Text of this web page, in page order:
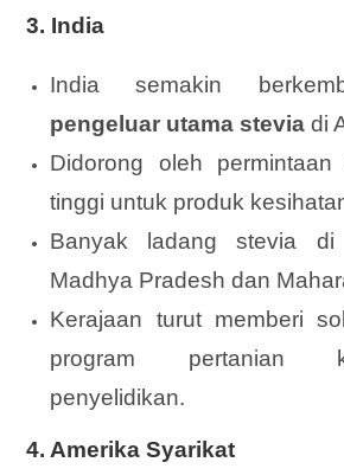
3. India
India semakin
pengeluar utama stevia di
Didorong oleh
tinggi untuk produk
Banyak ladang stevia di
Madhya Pradesh dan
Kerajaan turut memberi
program pertanian
penyelidikan.
4. Amerika Syarikat